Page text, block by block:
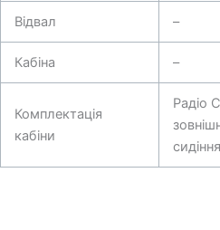
Відвал –
Кабіна –
Комплектація
кабіни
Радіо